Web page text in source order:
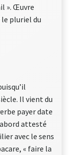
». Œuvre
pluriel du
Il vient du
payer date
attesté
avec le sens
« faire la